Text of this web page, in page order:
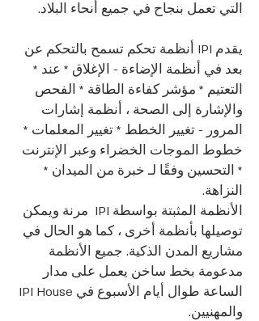
التي تعمل بنجاح في جميع أنحاء البلاد.
يقدم IPI أنظمة تحكم تسمح بالتحكم عن
بعد في أنظمة الإضاءة - الإغلاق * عند *
التعتيم * مؤشر كفاءة الطاقة * الفحص
والإشارة إلى الصحة ، أنظمة إشارات
المرور - تغيير الخطط * تغيير المعلمات *
خطوط الموجات الخضراء وعبر الإنترنت
* التحسين وفقًا لـ خبرة من الميدان *
النزاهة.
الأنظمة المثبتة بواسطة IPI مرنة ويمكن
توصيلها بأنظمة أخرى ، كما هو الحال في
مشاريع المدن الذكية. جميع الأنظمة
مدعومة بخط ساخن يعمل على مدار
الساعة طوال أيام الأسبوع في IPI House
والمهنيين.